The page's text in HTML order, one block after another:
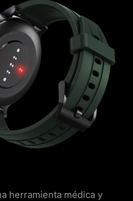
herramienta médica y